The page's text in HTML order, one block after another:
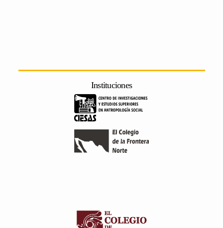
Instituciones